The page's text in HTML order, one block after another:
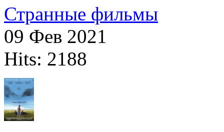
Странные фильмы
09 Фев 2021
Hits: 2188